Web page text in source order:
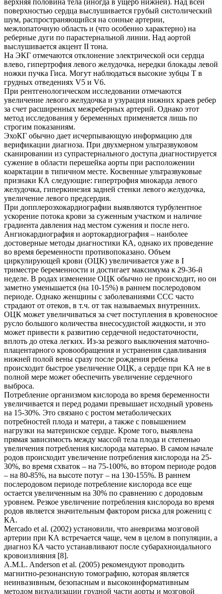
поверхностью сердца выслушивается грубый систолический
шум, распространяющийся на сонные артерии,
межлопаточную область и (что особенно характерно) на
реберные дуги по парастернальной линии. Над аортой
выслушивается акцент ІІ тона.
На ЭКГ отмечаются отклонение электрической оси сердца
влево, гипертрофия левого желудочка, нередки блокады левой
ножки пучка Гиса. Могут наблюдаться высокие зубцы Т в
грудных отведениях V5 и V6.
При рентгенологическом исследовании отмечаются
увеличение левого желудочка и узурация нижних краев ребер
за счет расширенных межреберных артерий. Однако этот
метод исследования у беременных применяется лишь по
строгим показаниям.
ЭхоКГ обычно дает исчерпывающую информацию для
верификации диагноза. При двухмерном ультразвуковом
сканировании из супрастернального доступа диагностируется
сужение в области перешейка аорты при расположении
коарктации в типичном месте. Косвенные ультразвуковые
признаки КА следующие: гипертрофия миокарда левого
желудочка, гиперкинезия задней стенки левого желудочка,
увеличение левого предсердия.
При допплероэхокардиографии выявляются турбулентное
ускорение потока крови за суженным участком и наличие
градиента давления над местом сужения и после него.
Ангиокардиография и аортокардиография – наиболее
достоверные методы диагностики КА, однако их проведение
во время беременности противопоказано. Объем
циркулирующей крови (ОЦК) увеличивается уже в І
триместре беременности и достигает максимума к 29-36-й
неделе. В родах изменение ОЦК обычно не происходит, но он
заметно уменьшается (на 10-15%) в раннем послеродовом
периоде. Однако женщины с заболеваниями ССС часто
страдают от отеков, в т.ч. от так называемых внутренних.
ОЦК может увеличиваться за счет поступления в кровеносное
русло большого количества внесосудистой жидкости, и это
может привести к развитию сердечной недостаточности,
вплоть до отека легких. Из-за резкого выключения маточно-
плацентарного кровообращения и устранения сдавливания
нижней полой вены сразу после рождения ребенка
происходит быстрое увеличение ОЦК, а сердце при КА не в
полной мере может обеспечить увеличение сердечного
выброса.
Потребление организмом кислорода во время беременности
увеличивается и перед родами превышает исходный уровень
на 15-30%. Это связано с ростом метаболических
потребностей плода и матери, а также с повышением
нагрузки на материнское сердце. Кроме того, выявлена
прямая зависимость между массой тела плода и степенью
увеличения потребления кислорода матерью. В самом начале
родов происходит увеличение потребления кислорода на 25-
30%, во время схваток – на 75-100%, во втором периоде родов
– на 80-85%, на высоте потуг – на 130-155%. В раннем
послеродовом периоде потребление кислорода все еще
остается увеличенным на 30% по сравнению с дородовым
уровнем. Резкое увеличение потребления кислорода во время
родов является значительным фактором риска для рожениц с
КА.
Mercado et al. (2002) установили, что аневризма мозговой
артерии при КА встречается чаще, чем в целом в популяции, а
диагноз КА часто устанавливают после субарахноидального
кровоизлияния [8].
A.M.L. Anderson et al. (2005) рекомендуют проводить
магнитно-резонансную томографию, которая является
неинвазивным, безопасным и высокоинформативным
методом визуализации грудной части аорты и мозговой